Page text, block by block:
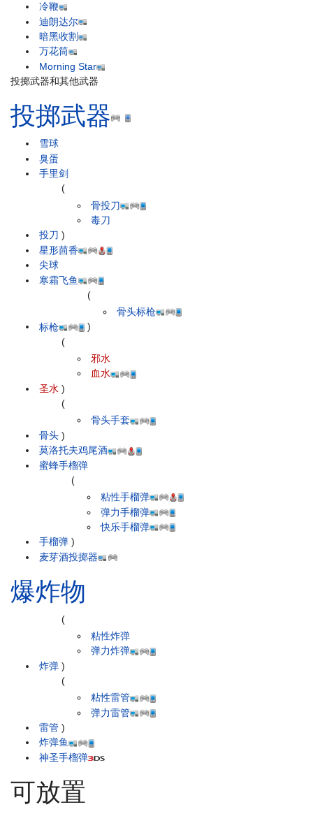
冷鞭
迪朗达尔
暗黑收割
万花筒
Morning Star
投掷武器和其他武器
投掷武器
雪球
臭蛋
手里剑
投刀
(
骨投刀
毒刀
)
星形茴香
尖球
寒霜飞鱼
标枪
(
骨头标枪
)
圣水
(
邪水
血水
)
骨头
(
骨头手套
)
莫洛托夫鸡尾酒
蜜蜂手榴弹
手榴弹
(
粘性手榴弹
弹力手榴弹
快乐手榴弹
)
麦芽酒投掷器
爆炸物
炸弹
(
粘性炸弹
弹力炸弹
)
雷管
(
粘性雷管
弹力雷管
)
炸弹鱼
神圣手榴弹
可放置